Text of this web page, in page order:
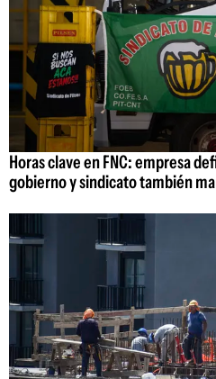
Horas clave en FNC: empresa
gobierno y sindicato también